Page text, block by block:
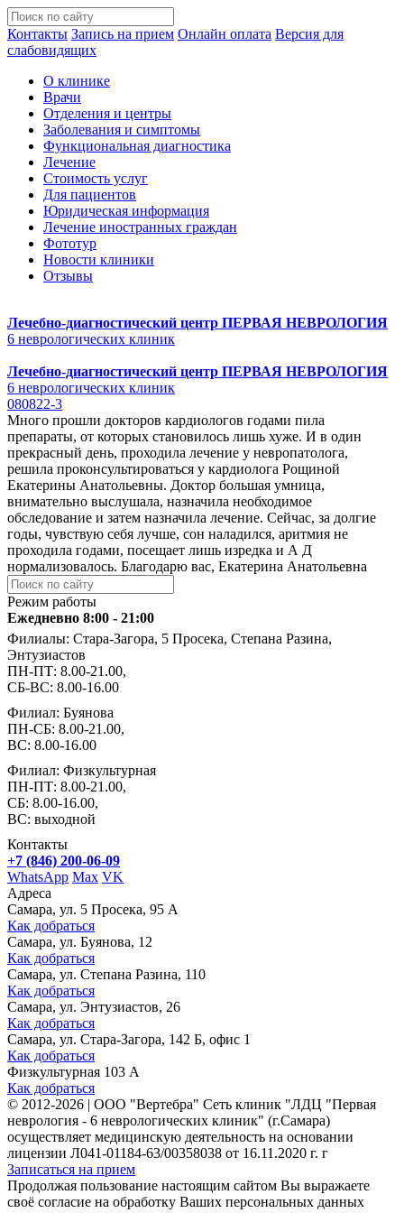
Контакты Запись на прием Онлайн оплата Версия для
слабовидящих
О клинике
Врачи
Отделения и центры
Заболевания и симптомы
Функциональная диагностика
Лечение
Стоимость услуг
Для пациентов
Юридическая информация
Лечение иностранных граждан
Фототур
Новости клиники
Отзывы
Лечебно-диагностический центр ПЕРВАЯ НЕВРОЛОГИЯ
6 неврологических клиник
Лечебно-диагностический центр ПЕРВАЯ НЕВРОЛОГИЯ
6 неврологических клиник
080822-3
Много прошли докторов кардиологов годами пила
препараты, от которых становилось лишь хуже. И в один
прекрасный день, проходила лечение у невропатолога,
решила проконсультироваться у кардиолога Рощиной
Екатерины Анатольевны. Доктор большая умница,
внимательно выслушала, назначила необходимое
обследование и затем назначила лечение. Сейчас, за долгие
годы, чувствую себя лучше, сон наладился, аритмия не
проходила годами, посещает лишь изредка и А Д
нормализовалось. Благодарю вас, Екатерина Анатольевна
Режим работы
Ежедневно 8:00 - 21:00
Филиалы: Стара-Загора, 5 Просека, Степана Разина,
Энтузиастов
ПН-ПТ: 8.00-21.00,
СБ-ВС: 8.00-16.00
Филиал: Буянова
ПН-СБ: 8.00-21.00,
ВС: 8.00-16.00
Филиал: Физкультурная
ПН-ПТ: 8.00-21.00,
СБ: 8.00-16.00,
ВС: выходной
Контакты
+7 (846) 200-06-09
WhatsApp Max VK
Адреса
Самара, ул. 5 Просека, 95 А
Как добраться
Самара, ул. Буянова, 12
Как добраться
Самара, ул. Степана Разина, 110
Как добраться
Самара, ул. Энтузиастов, 26
Как добраться
Самара, ул. Стара-Загора, 142 Б, офис 1
Как добраться
Физкультурная 103 А
Как добраться
© 2012-2026 | ООО "Вертебра" Сеть клиник "ЛДЦ "Первая
неврология - 6 неврологических клиник" (г.Самара)
осуществляет медицинскую деятельность на основании
лицензии Л041-01184-63/00358038 от 16.11.2020 г. г
Записаться на прием
Продолжая пользование настоящим сайтом Вы выражаете
своё согласие на обработку Ваших персональных данных